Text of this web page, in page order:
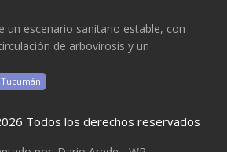
un escenario sanitario estable, con
de arbovirosis y un
Tucumán
Todos los derechos reservados